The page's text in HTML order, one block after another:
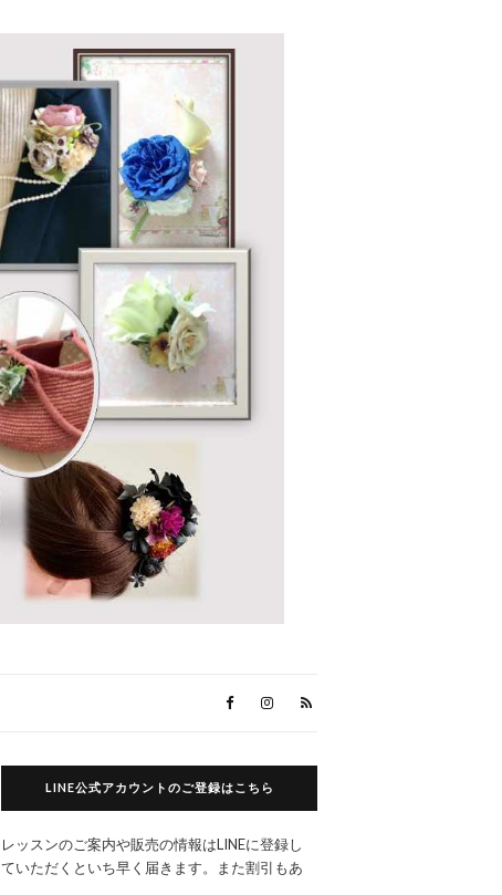
LINE公式アカウントのご登録はこちら
レッスンのご案内や販売の情報はLINEに登録し
ていただくといち早く届きます。また割引もあ